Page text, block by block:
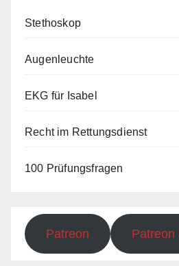
Stethoskop
Augenleuchte
EKG für Isabel
Recht im Rettungsdienst
100 Prüfungsfragen
Patreon Patreon